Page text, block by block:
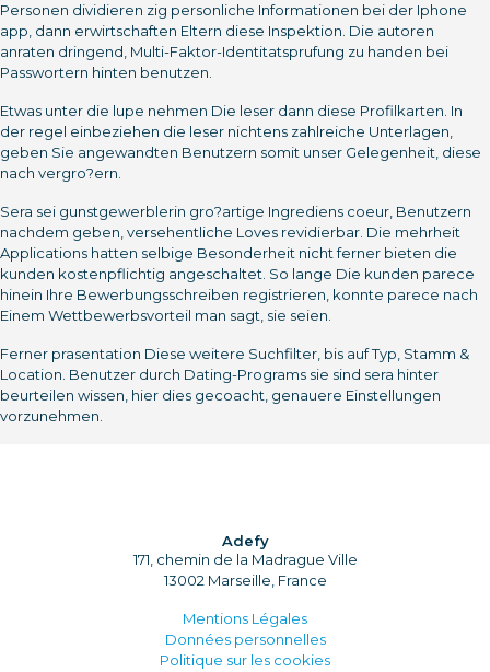
Personen dividieren zig personliche Informationen bei der Iphone
app, dann erwirtschaften Eltern diese Inspektion. Die autoren
anraten dringend, Multi-Faktor-Identitatsprufung zu handen bei
Passwortern hinten benutzen.
Etwas unter die lupe nehmen Die leser dann diese Profilkarten. In
der regel einbeziehen die leser nichtens zahlreiche Unterlagen,
geben Sie angewandten Benutzern somit unser Gelegenheit, diese
nach vergro?ern.
Sera sei gunstgewerblerin gro?artige Ingrediens coeur, Benutzern
nachdem geben, versehentliche Loves revidierbar. Die mehrheit
Applications hatten selbige Besonderheit nicht ferner bieten die
kunden kostenpflichtig angeschaltet. So lange Die kunden parece
hinein Ihre Bewerbungsschreiben registrieren, konnte parece nach
Einem Wettbewerbsvorteil man sagt, sie seien.
Ferner prasentation Diese weitere Suchfilter, bis auf Typ, Stamm &
Location. Benutzer durch Dating-Programs sie sind sera hinter
beurteilen wissen, hier dies gecoacht, genauere Einstellungen
vorzunehmen.
Adefy
171, chemin de la Madrague Ville
13002 Marseille, France
Mentions Légales
Données personnelles
Politique sur les cookies